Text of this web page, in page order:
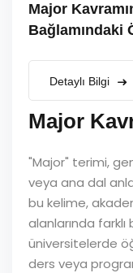
Major
Bağlamındaki
Detaylı Bilgi
Major
"Major" terimi,
veya ana dal
bu kelime,
alanlarında
üniversitelerde
ders veya